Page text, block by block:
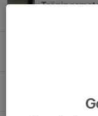
7 aug 2024